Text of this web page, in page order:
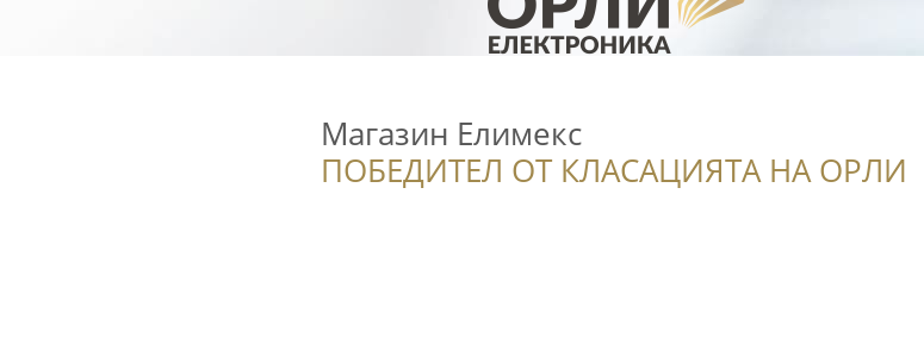
Магазин Елимекс
ПОБЕДИТЕЛ ОТ КЛАСАЦИЯТА НА ОРЛИ